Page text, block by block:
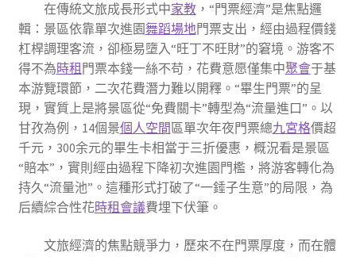
在傳統文旅成長形式中家教，“門票經濟”是焦點邏
輯：景區依靠單次進園舞蹈場地門票支出，經由過程價錢
杠桿調理客流，卻極易墮入“旺丁不旺財”的窘境。游客不
得不為時租 門票本錢一絲不苟，花費意愿僅集中聚會于基
本游覽環節，二次花費潛力難以開釋。“畢生門票”的呈
現，實質上是將景區從“免費關卡”轉型為“流量進口”。以
甘孜為例，14個景個人空間區單次年夜門票總九宮格價超
千元，300余元的畢生卡相當于三折優惠，概況看是景區
“賠本”，實則經由過程下降初次進園門檻，將游客轉化為
持久“流量池”。這種形式打破了“一錘子生意”的局限，為
后續綜合性花時租會議費埋下伏筆。
文旅經濟的焦點競爭力，歷來不在門票厚度，而在體